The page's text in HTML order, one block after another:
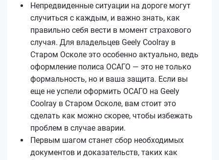
Непредвиденные ситуации на дороге могут
случиться с каждым, и важно знать, как
правильно себя вести в момент страхового
случая. Для владельцев Geely Coolray в
Старом Осколе это особенно актуально, ведь
оформление полиса ОСАГО — это не только
формальность, но и ваша защита. Если вы
еще не успели оформить ОСАГО на Geely
Coolray в Старом Осколе, вам стоит это
сделать как можно скорее, чтобы избежать
проблем в случае аварии.
Первым шагом станет сбор необходимых
документов и доказательств, таких как